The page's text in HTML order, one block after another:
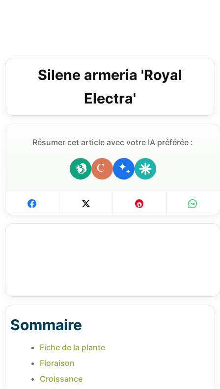
Silene armeria 'Royal
Electra'
Résumer cet article avec votre IA préférée :
C
Sommaire
Fiche de la plante
Floraison
Croissance